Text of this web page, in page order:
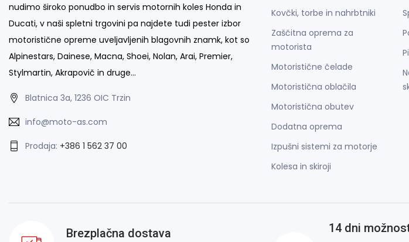
nudimo široko ponudbo in servis motornih koles Honda in
Ducati, v naši spletni trgovini pa najdete tudi pester izbor
motoristične opreme uveljavljenih blagovnih znamk, kot so
Alpinestars, Dainese, Macna, Shoei, Nolan, Arai, Premier,
Stylmartin, Akrapovič in druge…
Blatnica 3a, 1236 OIC Trzin
info@moto-as.com
Prodaja: +386 1 562 37 00
Kovčki, torbe in nahrbtniki
Zaščitna oprema za
motorista
Motoristične čelade
Motoristična oblačila
Motoristična obutev
Dodatna oprema
Izpušni sistemi za motorje
Kolesa in skiroji
Brezplačna dostava 14 dni